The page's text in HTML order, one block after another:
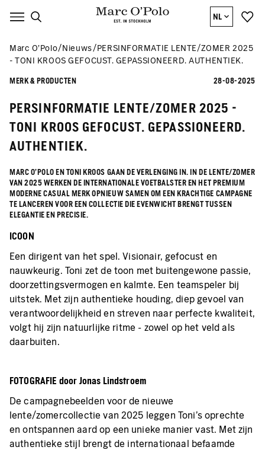
NL
Marc O’Polo Nieuws
PERSINFORMATIE LENTE/ZOMER 2025
- TONI KROOS GEFOCUST. GEPASSIONEERD. AUTHENTIEK.
MERK & PRODUCTEN 28-08-2025
PERSINFORMATIE LENTE/ZOMER 2025 -
TONI KROOS GEFOCUST. GEPASSIONEERD.
AUTHENTIEK.
MARC O'POLO EN TONI KROOS GAAN DE VERLENGING IN. IN DE LENTE/ZOMER
VAN 2025 WERKEN DE INTERNATIONALE VOETBALSTER EN HET PREMIUM
MODERNE CASUAL MERK OPNIEUW SAMEN OM EEN KRACHTIGE CAMPAGNE
TE LANCEREN VOOR EEN COLLECTIE DIE EVENWICHT BRENGT TUSSEN
ELEGANTIE EN PRECISIE.
ICOON
Een dirigent van het spel. Visionair, gefocust en
nauwkeurig. Toni zet de toon met buitengewone passie,
doorzettingsvermogen en kalmte. Een teamspeler bij
uitstek. Met zijn authentieke houding, diep gevoel van
verantwoordelijkheid en streven naar perfecte kwaliteit,
volgt hij zijn natuurlijke ritme - zowel op het veld als
daarbuiten.
FOTOGRAFIE door Jonas Lindstroem
De campagnebeelden voor de nieuwe
lente/zomercollectie van 2025 leggen Toni's oprechte
en ontspannen aard op een unieke manier vast. Met zijn
authentieke stijl brengt de internationaal befaamde